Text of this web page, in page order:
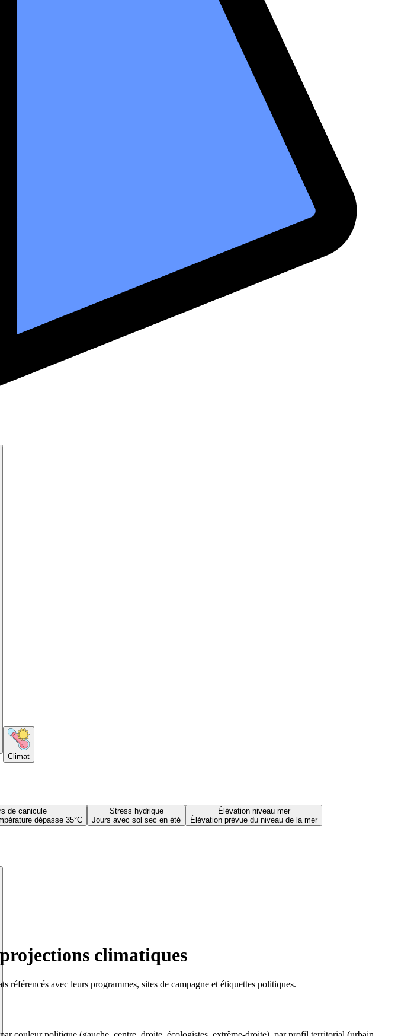
Climat
de canicule
dépasse 35°C
Stress hydrique
Jours avec sol sec en été
Élévation niveau mer
Élévation prévue du niveau de la mer
climatiques
avec leurs programmes, sites de campagne et étiquettes politiques.